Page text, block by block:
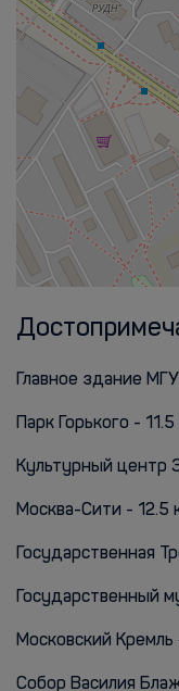
Главное здание
Парк Горького - 11.5
Культурный центр
Москва-Сити - 12.5
Государственная
Государственный
Московский Кремль
Собор Василия